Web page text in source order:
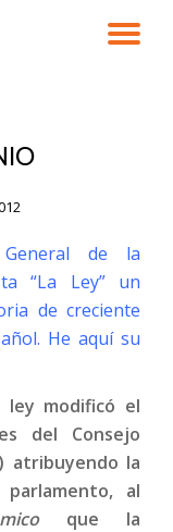
de la
“La Ley” un
de creciente
He aquí su
ley modificó el
del Consejo
atribuyendo la
al
que la